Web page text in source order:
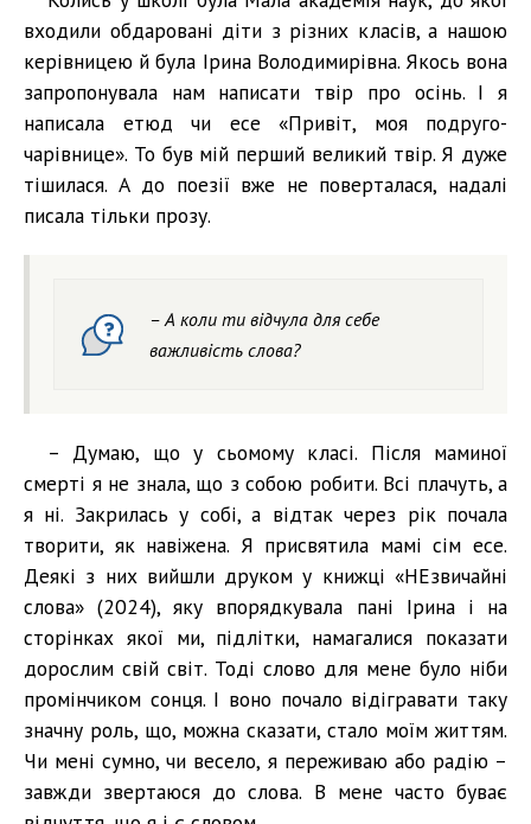
входили обдаровані діти з різних класів, а нашою
керівницею й була Ірина Володимирівна. Якось вона
запропонувала нам написати твір про осінь. І я
написала етюд чи есе «Привіт, моя подруго-
чарівнице». То був мій перший великий твір. Я дуже
тішилася. А до поезії вже не поверталася, надалі
писала тільки прозу.
– А коли ти відчула для себе
важливість слова?
– Думаю, що у сьомому класі. Після маминої
смерті я не знала, що з собою робити. Всі плачуть, а
я ні. Закрилась у собі, а відтак через рік почала
творити, як навіжена. Я присвятила мамі сім есе.
Деякі з них вийшли друком у книжці «НЕзвичайні
слова» (2024), яку впорядкувала пані Ірина і на
сторінках якої ми, підлітки, намагалися показати
дорослим свій світ. Тоді слово для мене було ніби
промінчиком сонця. І воно почало відігравати таку
значну роль, що, можна сказати, стало моїм життям.
Чи мені сумно, чи весело, я переживаю або радію –
завжди звертаюся до слова. В мене часто буває